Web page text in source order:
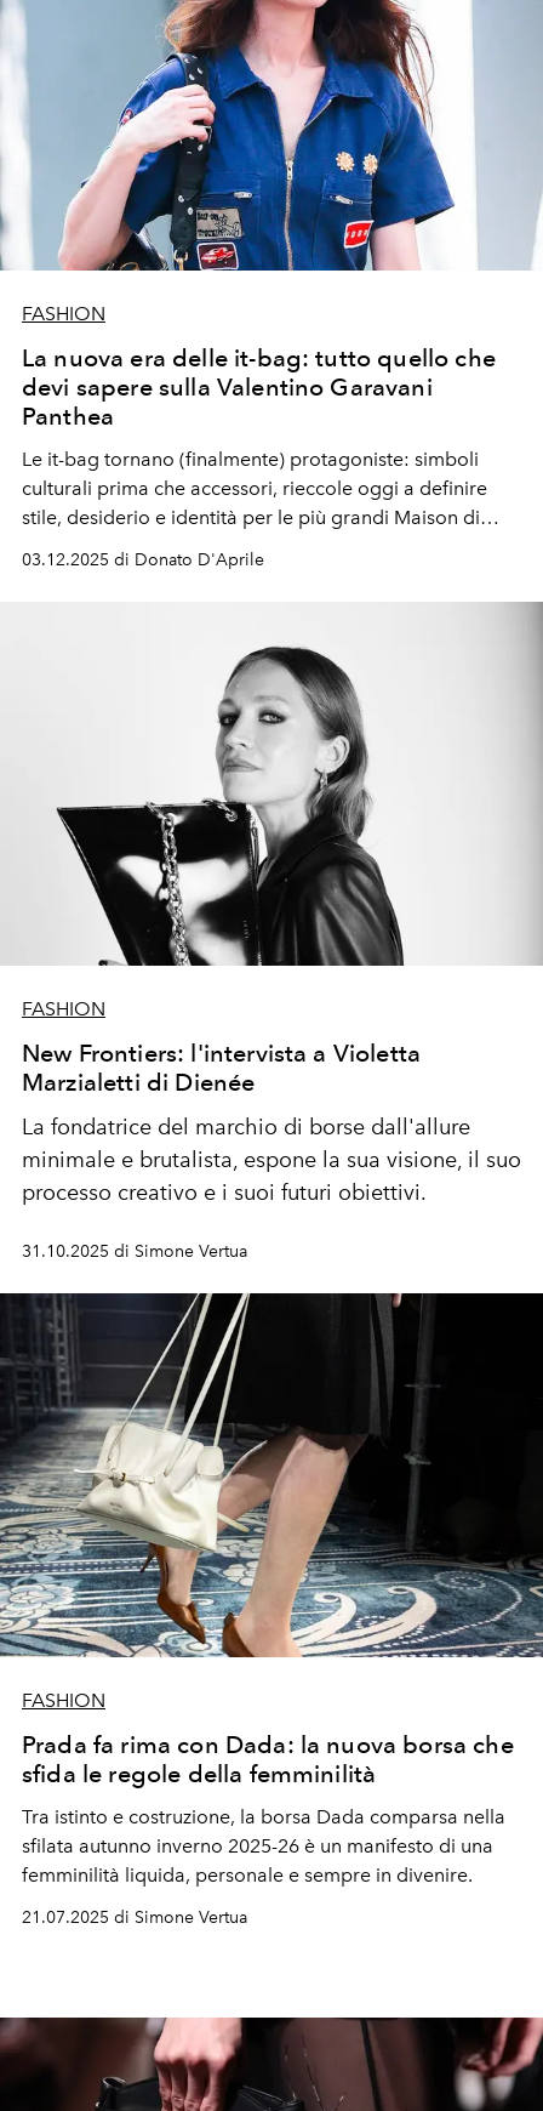
FASHION
La nuova era delle it-bag: tutto quello che
devi sapere sulla Valentino Garavani
Panthea
Le it-bag tornano (finalmente) protagoniste: simboli
culturali prima che accessori, rieccole oggi a definire
stile, desiderio e identità per le più grandi Maison di
around the world.
Con la nuova Panthea,
Valentino scrive un nuovo capitolo della sua storia.
03.12.2025 di Donato D'Aprile
FASHION
New Frontiers: l'intervista a Violetta
Marzialetti di Dienée
La fondatrice del marchio di borse dall'allure
minimale e brutalista, espone la sua visione, il suo
processo creativo e i suoi futuri obiettivi.
31.10.2025 di Simone Vertua
FASHION
Prada fa rima con Dada: la nuova borsa che
sfida le regole della femminilità
Tra istinto e costruzione, la borsa Dada comparsa nella
sfilata autunno inverno 2025-26 è un manifesto di una
femminilità liquida, personale e sempre in divenire.
21.07.2025 di Simone Vertua